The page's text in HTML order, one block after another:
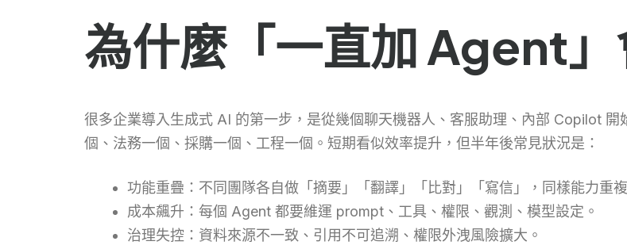
為什麼「一直加 Agent」
很多企業導入生成式 AI 的第一步，是從幾個聊天機器人、客服助理、內部 Copilot
個、法務一個、採購一個、工程一個。短期看似效率提升，但半年後常見狀況是：
功能重疊：不同團隊各自做「摘要」「翻譯」「比對」「寫信」，同樣能力重
成本飆升：每個 Agent 都要維運 prompt、工具、權限、觀測、模型設定。
治理失控：資料來源不一致、引用不可追溯、權限外洩風險擴大。